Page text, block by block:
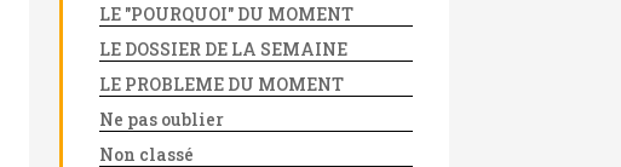
LE "POURQUOI" DU MOMENT
LE DOSSIER DE LA SEMAINE
LE PROBLEME DU MOMENT
Ne pas oublier
Non classé